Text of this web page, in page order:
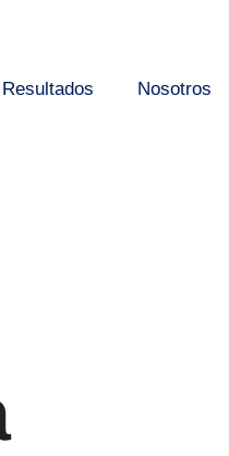
Resultados Nosotros